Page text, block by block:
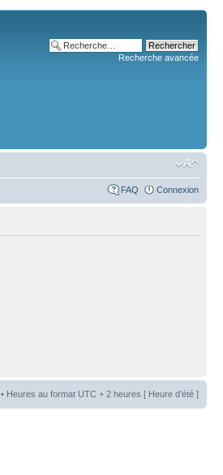
Recherche avancée
FAQ Connexion
• Heures au format UTC + 2 heures [ Heure d’été ]